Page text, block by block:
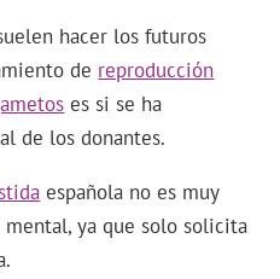
hacer los futuros
de reproducción
es si se ha
de los donantes.
española no es muy
ya que solo solicita